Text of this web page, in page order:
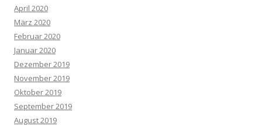
April 2020
März 2020
Februar 2020
Januar 2020
Dezember 2019
November 2019
Oktober 2019
September 2019
August 2019